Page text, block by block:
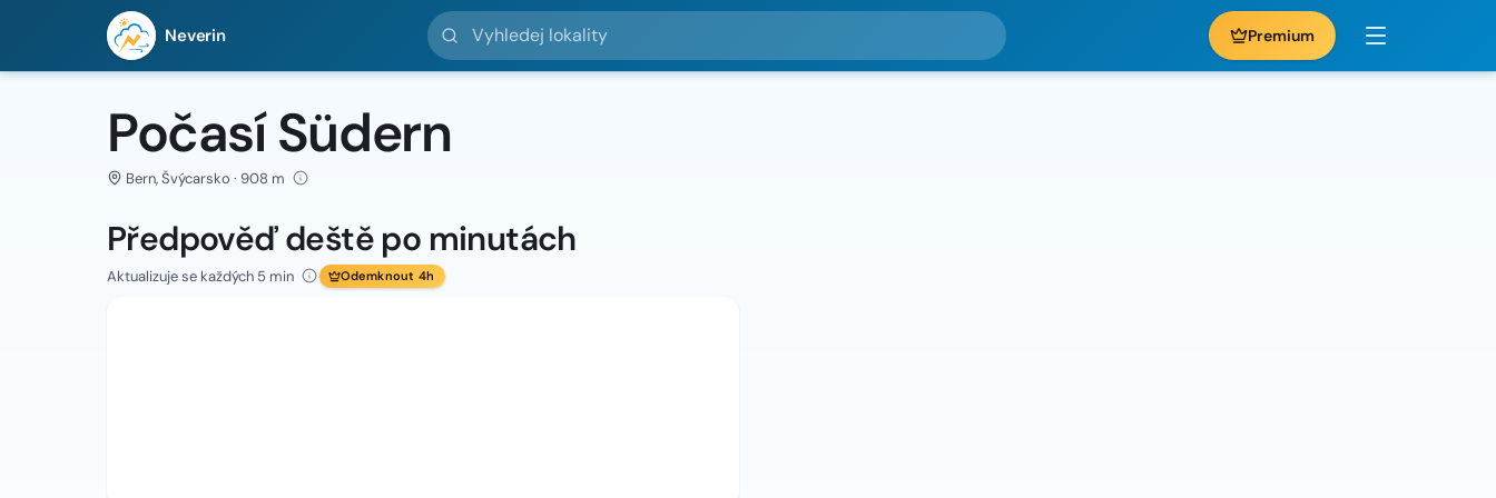
Neverin
Vyhledej lokality
Premium
Počasí Südern
Bern, Švýcarsko · 908 m
Předpověď deště po minutách
Aktualizuje se každých 5 min Odemknout 4h